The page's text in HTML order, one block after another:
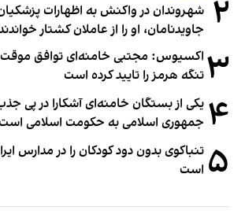
۲ شهروندان در واکنش به اظهارات پزشکیان
جاویدنامان، او را از عاملان کشتار
۳ اکسیوس: مجتبی خامنه‌ای توافق موقت
تنگه هرمز را تایید کرده است
۴ یکی از بستگان خامنه‌ای آشکارا در پی جذب
جمهوری اسلامی به حکومت اسلامی
۵ تنباکوی بدون دود کودکان را در مدارس
است